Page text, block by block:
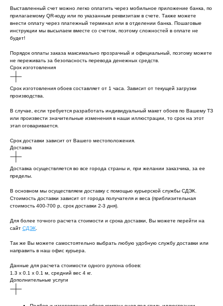
Выставленный счет можно легко оплатить через мобильное приложение банка, по
прилагаемому QR-коду или по указанным реквизитам в счете. Также можете
внести оплату через платежный терминал или в отделении банка. Пошаговые
инструкции мы высылаем вместе со счетом, поэтому сложностей в оплате не
будет!
Порядок оплаты заказа максимально прозрачный и официальный, поэтому можете
не переживать за безопасность перевода денежных средств.
Срок изготовления
Срок изготовления обоев составляет от 1 часа. Зависит от текущей загрузки
производства.
В случае, если требуется разработать индивидуальный макет обоев по Вашему ТЗ
или произвести значительные изменения в наши иллюстрации, то срок на этот
этап оговаривается.
Срок доставки зависит от Вашего местоположения.
Доставка
Доставка осуществляется во все города страны и, при желании заказчика, за ее
пределы.
В основном мы осуществляем доставку с помощью курьерской службы СДЭК.
Стоимость доставки зависит от города получателя и веса (приблизительная
стоимость 400-700 р, срок доставки 2-3 дня).
Для более точного расчета стоимости и срока доставки, Вы можете перейти на
сайт СДЭК
Так же Вы можете самостоятельно выбрать любую удобную службу доставки или
направить в наш офис курьера.
Данные для расчета стоимости одного рулона обоев:
1.3 х 0.1 х 0.1 м, средний вес 4 кг.
Дополнительные услуги